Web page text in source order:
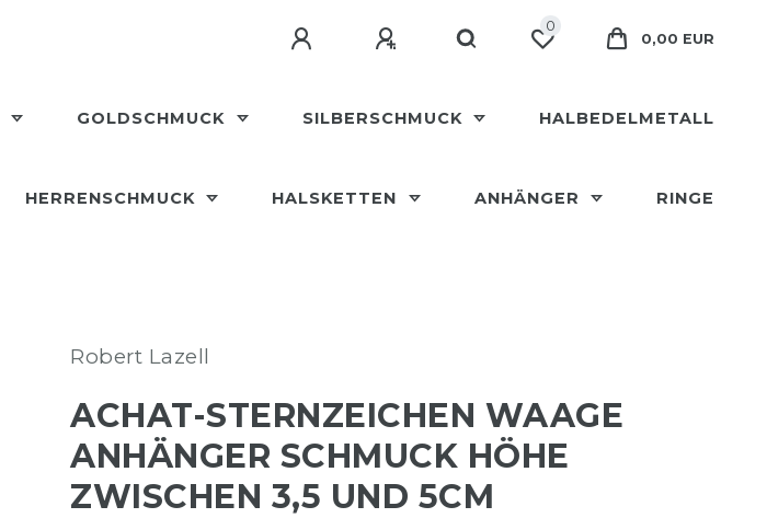
0
0,00 EUR
GOLDSCHMUCK SILBERSCHMUCK HALBEDELMETALL
HERRENSCHMUCK HALSKETTEN ANHÄNGER RINGE
Robert Lazell
ACHAT-STERNZEICHEN WAAGE
ANHÄNGER SCHMUCK HÖHE
ZWISCHEN 3,5 UND 5CM